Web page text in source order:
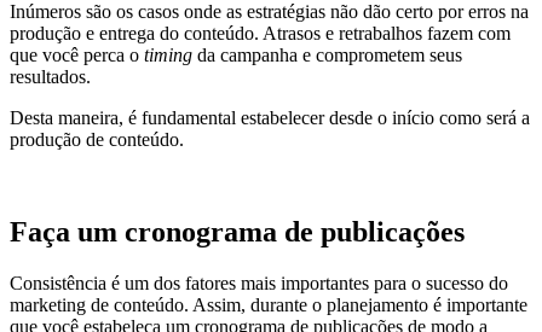
Inúmeros são os casos onde as estratégias não dão certo por erros na
produção e entrega do conteúdo. Atrasos e retrabalhos fazem com
que você perca o timing da campanha e comprometem seus
resultados.
Desta maneira, é fundamental estabelecer desde o início como será a
produção de conteúdo.
Faça um cronograma de publicações
Consistência é um dos fatores mais importantes para o sucesso do
marketing de conteúdo. Assim, durante o planejamento é importante
que você estabeleça um cronograma de publicações de modo a